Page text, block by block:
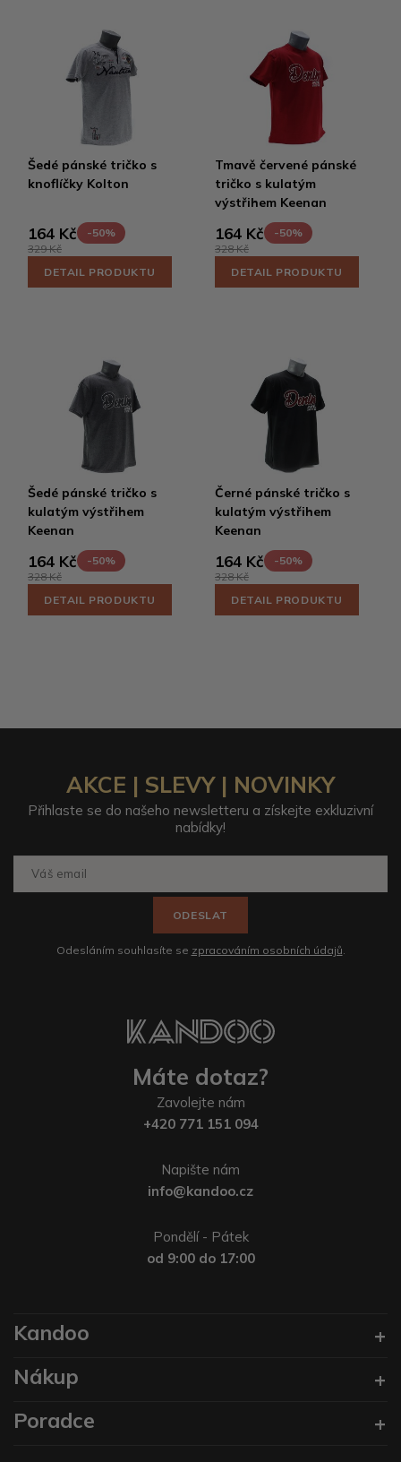
Šedé pánské tričko s
knoflíčky Kolton
164 Kč
-50%
329 Kč
DETAIL PRODUKTU
Tmavě červené pánské
tričko s kulatým
výstřihem Keenan
164 Kč
-50%
328 Kč
DETAIL PRODUKTU
Šedé pánské tričko s
kulatým výstřihem
Keenan
164 Kč
-50%
328 Kč
DETAIL PRODUKTU
Černé pánské tričko s
kulatým výstřihem
Keenan
164 Kč
-50%
328 Kč
DETAIL PRODUKTU
AKCE | SLEVY | NOVINKY
Přihlaste se do našeho newsletteru a získejte exkluzivní
nabídky!
ODESLAT
Odesláním souhlasíte se zpracováním osobních údajů
Máte dotaz?
Zavolejte nám
+420 771 151 094
Napište nám
info@kandoo.cz
Pondělí - Pátek
od 9:00 do 17:00
Kandoo
Nákup
Poradce